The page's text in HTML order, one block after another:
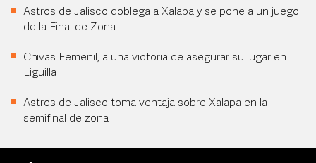
Astros de Jalisco doblega a Xalapa y se pone a un juego
de la Final de Zona
Chivas Femenil, a una victoria de asegurar su lugar en
Liguilla
Astros de Jalisco toma ventaja sobre Xalapa en la
semifinal de zona